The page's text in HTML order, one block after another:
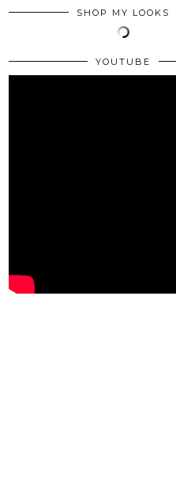
SHOP MY LOOKS
YOUTUBE